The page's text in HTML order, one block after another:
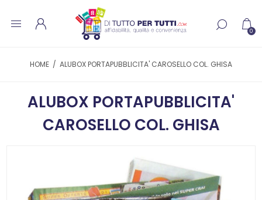
0
HOME / ALUBOX PORTAPUBBLICITA' CAROSELLO COL. GHISA
ALUBOX PORTAPUBBLICITA'
CAROSELLO COL. GHISA